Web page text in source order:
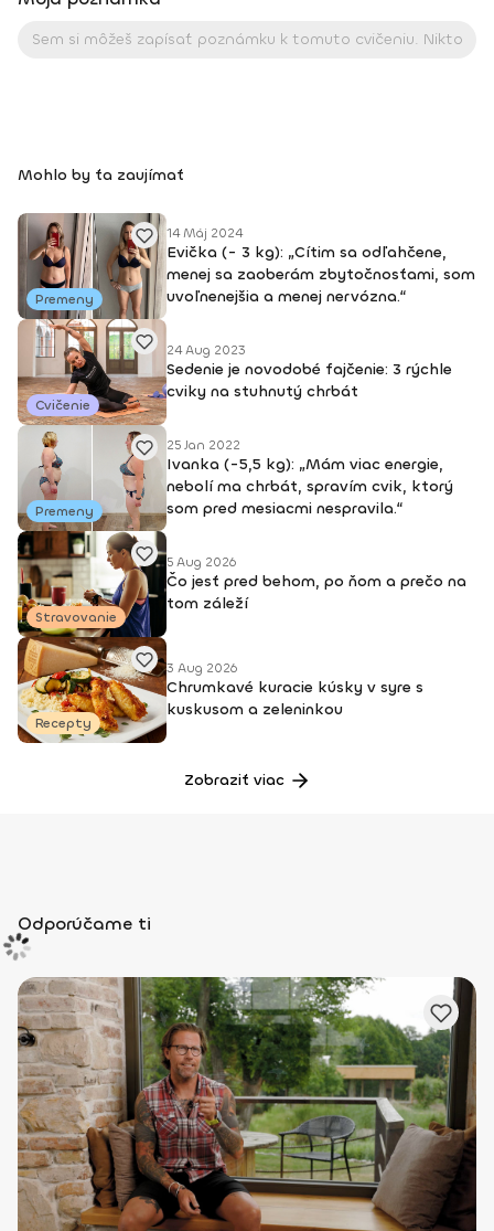
IYN certificate – Mindfulness Yoga Instructor (mesačný
academy), Trnava, 2004 • Kurz tanečnej a pohybovej terapie
Mohlo by ťa zaujímať
Premeny
14 Máj 2024
Evička (- 3 kg): „Cítim sa odľahčene,
menej sa zaoberám zbytočnosťami, som
uvoľnenejšia a menej nervózna.“
Cvičenie
24 Aug 2023
Sedenie je novodobé fajčenie: 3 rýchle
cviky na stuhnutý chrbát
Premeny
25 Jan 2022
Ivanka (-5,5 kg): „Mám viac energie,
nebolí ma chrbát, spravím cvik, ktorý
som pred mesiacmi nespravila.“
Stravovanie
5 Aug 2026
Čo jesť pred behom, po ňom a prečo na
tom záleží
Recepty
3 Aug 2026
Chrumkavé kuracie kúsky v syre s
kuskusom a zeleninkou
Zobraziť viac
Odporúčame ti